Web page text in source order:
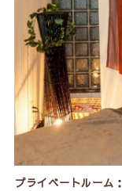
プライベートルーム：